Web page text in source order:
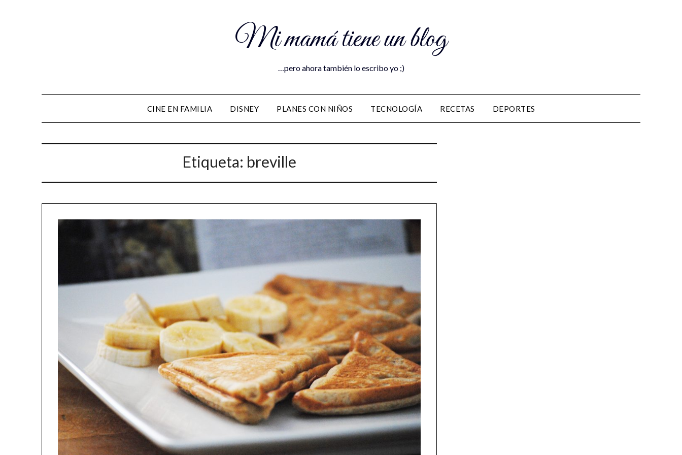
Mi mamá tiene un blog
…pero ahora también lo escribo yo ;)
CINE EN FAMILIA DISNEY PLANES CON NIÑOS TECNOLOGÍA RECETAS DEPORTES
Etiqueta: breville